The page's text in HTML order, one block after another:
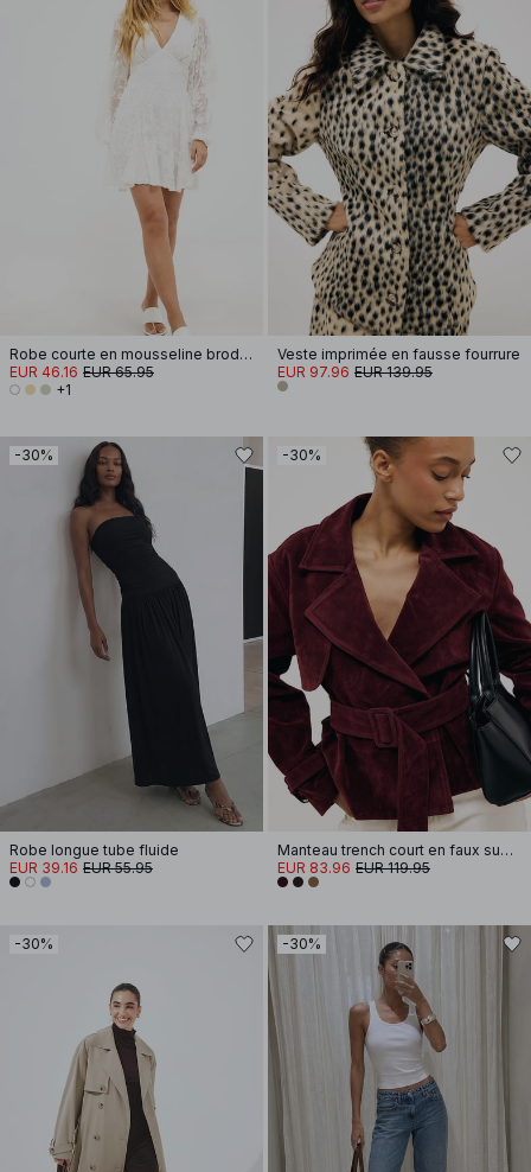
Robe courte en mousseline brodée à manches longues
EUR 46.16 EUR 65.95
+1
Veste imprimée en fausse fourrure
EUR 97.96 EUR 139.95
-30%
Robe longue tube fluide
EUR 39.16 EUR 55.95
-30%
Manteau trench court en faux suède
EUR 83.96 EUR 119.95
-30% -30%